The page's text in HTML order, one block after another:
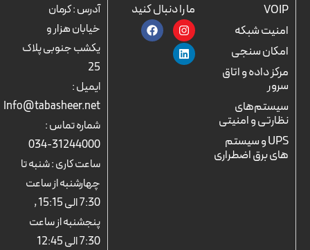
VOIP
امنیت شبکه
امکان سنجی
مرکز داده و اتاق
سرور
سیستم‌های
نظارتی و امنیتی
UPS و سیستم
های برق اضطراری
ما را دنبال کنید
I
n
s
t
a
F
a
c
L
i
n
k
e
آدرس : کرمان
خیابان هزار و
یکشب جنوبی پلاک
25
ایمیل :
Info@tabasheer.net
شماره تماس :
31244000-034
ساعت کاری : شنبه تا
چهارشنبه از ساعت
7:30 الی 15:15 ,
پنجشنبه از ساعت
7:30 الی 12:45